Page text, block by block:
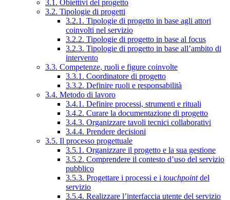
3.1. Obiettivi del progetto
3.2. Tipologie di progetti
3.2.1. Tipologie di progetto in base agli attori
coinvolti nel servizio
3.2.2. Tipologie di progetto in base al focus
3.2.3. Tipologie di progetto in base all’ambito di
intervento
3.3. Competenze, ruoli e figure coinvolte
3.3.1. Coordinatore di progetto
3.3.2. Definire ruoli e responsabilità
3.4. Metodo di lavoro
3.4.1. Definire processi, strumenti e rituali
3.4.2. Curare la documentazione di progetto
3.4.3. Organizzare tavoli tecnici collaborativi
3.4.4. Prendere decisioni
3.5. Il processo progettuale
3.5.1. Organizzare il progetto e la sua gestione
3.5.2. Comprendere il contesto d’uso del servizio
pubblico
3.5.3. Progettare i processi e i touchpointdel
servizio
3.5.4. Realizzare l’interfaccia utente del servizio